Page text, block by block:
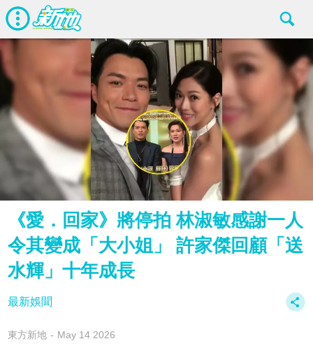
《愛．回家》將停拍 林淑敏感謝一人
令其變成「大小姐」 許家傑回顧「送
水輝」十年成長
最新娛聞
東方新地 May 14 2026